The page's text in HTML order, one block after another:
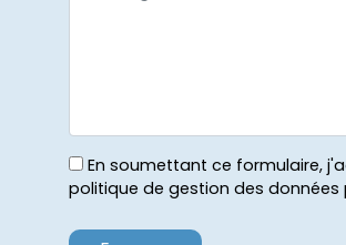
En soumettant ce formulaire,
politique de gestion des données